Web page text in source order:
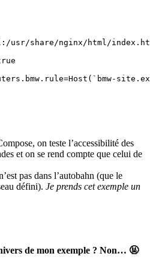
usr/share/nginx/html/
on teste l’accessibilité des
et on se rend compte que celui de
pas dans l’autobahn (que le
défini). Je prends cet exemple un
de mon exemple ? Non… 🤬